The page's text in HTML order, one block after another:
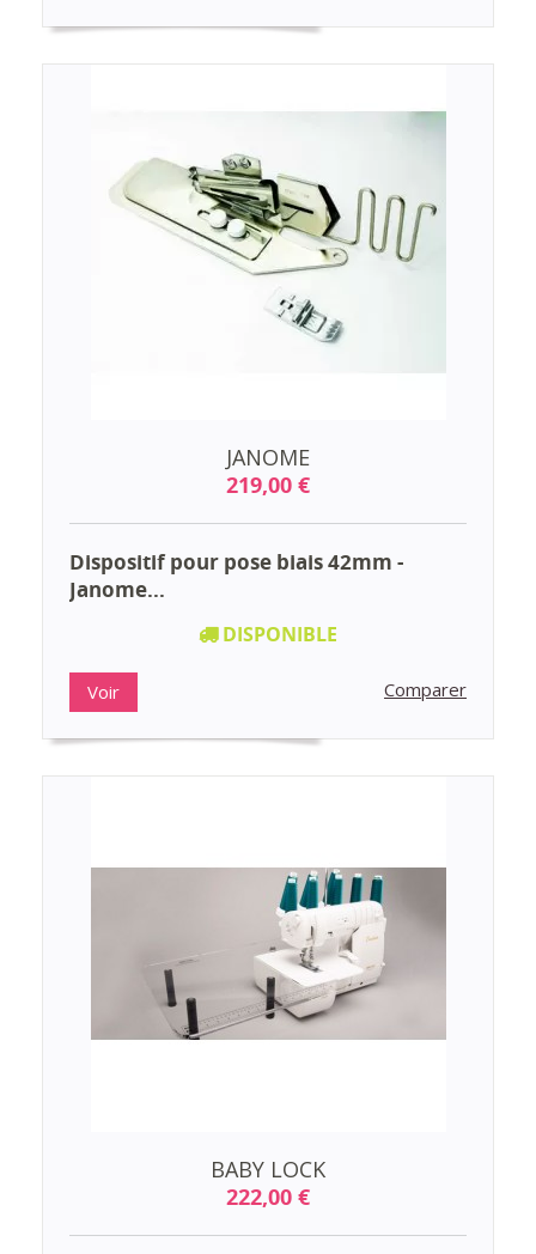
JANOME
219,00 €
Dispositif pour pose biais 42mm -
Janome...
DISPONIBLE
Voir Comparer
BABY LOCK
222,00 €